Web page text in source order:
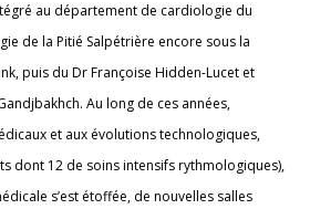
au département de cardiologie du
de la Pitié Salpétrière encore sous la
puis du Dr Françoise Hidden-Lucet et
Au long de ces années,
et aux évolutions technologiques,
dont 12 de soins intensifs rythmologiques),
s’est étoffée, de nouvelles salles